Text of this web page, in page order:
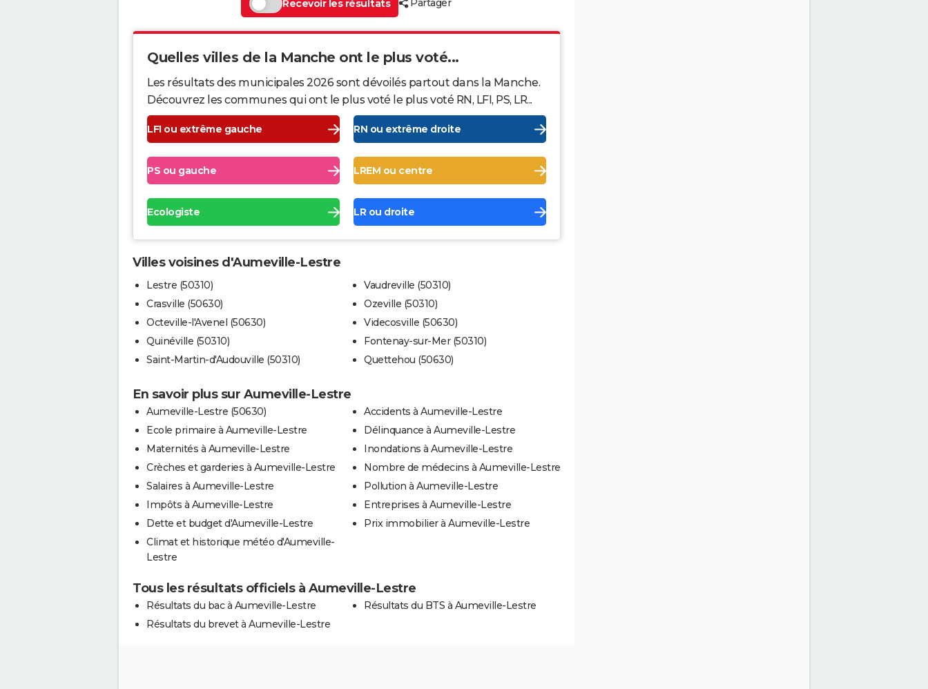
Recevoir les résultats
Partager
Quelles villes de la Manche ont le plus voté...
Les résultats des municipales 2026 sont dévoilés partout dans la Manche.
Découvrez les communes qui ont le plus voté le plus voté RN, LFI, PS, LR...
LFI ou extrême gauche RN ou extrême droite
PS ou gauche LREM ou centre
Ecologiste LR ou droite
Villes voisines d'Aumeville-Lestre
Lestre (50310)
Crasville (50630)
Octeville-l'Avenel (50630)
Quinéville (50310)
Saint-Martin-d'Audouville (50310)
Vaudreville (50310)
Ozeville (50310)
Videcosville (50630)
Fontenay-sur-Mer (50310)
Quettehou (50630)
En savoir plus sur Aumeville-Lestre
Aumeville-Lestre (50630)
Ecole primaire à Aumeville-Lestre
Maternités à Aumeville-Lestre
Crèches et garderies à Aumeville-Lestre
Salaires à Aumeville-Lestre
Impôts à Aumeville-Lestre
Dette et budget d'Aumeville-Lestre
Climat et historique météo d'Aumeville-
Lestre
Accidents à Aumeville-Lestre
Délinquance à Aumeville-Lestre
Inondations à Aumeville-Lestre
Nombre de médecins à Aumeville-Lestre
Pollution à Aumeville-Lestre
Entreprises à Aumeville-Lestre
Prix immobilier à Aumeville-Lestre
Tous les résultats officiels à Aumeville-Lestre
Résultats du bac à Aumeville-Lestre
Résultats du brevet à Aumeville-Lestre
Résultats du BTS à Aumeville-Lestre